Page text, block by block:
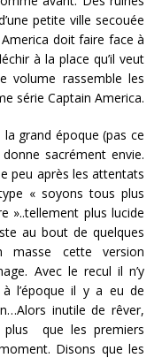
petite ville secouée
doit faire face à
à la place qu’il veut
volume rassemble les
série Captain America.
grand époque (pas ce
sacrément envie.
peu après les attentats
« soyons tous plus
»..tellement plus lucide
au bout de quelques
masse cette version
Avec le recul il n’y
l’époque il y a eu de
inutile de rêver,
plus que les premiers
Disons que les